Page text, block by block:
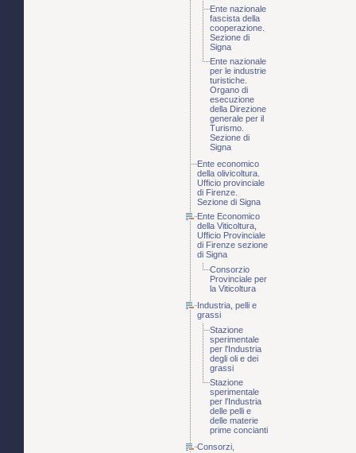
Ente nazionale
fascista della
cooperazione.
Sezione di
Signa
Ente nazionale
per le industrie
turistiche.
Organo di
esecuzione
della Direzione
generale per il
Turismo.
Sezione di
Signa
Ente economico
della olivicoltura.
Ufficio provinciale
di Firenze.
Sezione di Signa
Ente Economico
della Viticoltura,
Ufficio Provinciale
di Firenze sezione
di Signa
Consorzio
Provinciale per
la Viticoltura
Industria, pelli e
grassi
Stazione
sperimentale
per l'Industria
degli oli e dei
grassi
Stazione
sperimentale
per l'Industria
delle pelli e
delle materie
prime concianti
Consorzi,